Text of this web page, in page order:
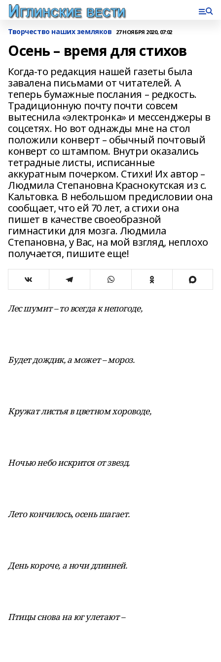
Творчество наших земляков 27 НОЯБРЯ 2020, 07:02
Осень – время для стихов
Когда-то редакция нашей газеты была
завалена письмами от читателей. А
теперь бумажные послания – редкость.
Традиционную почту почти совсем
вытеснила «электронка» и мессенджеры в
соцсетях. Но вот однажды мне на стол
положили конверт – обычный почтовый
конверт со штампом. Внутри оказались
тетрадные листы, исписанные
аккуратным почерком. Стихи! Их автор –
Людмила Степановна Краснокутская из с.
Кальтовка. В небольшом предисловии она
сообщает, что ей 70 лет, а стихи она
пишет в качестве своеобразной
гимнастики для мозга. Людмила
Степановна, у Вас, на мой взгляд, неплохо
получается, пишите еще!
Лес шумит – то всегда к непогоде,
Будет дождик, а может – мороз.
Кружат листья в цветном хороводе,
Ночью небо искрится от звезд.
Лето кончилось, осень шагает.
День короче, а ночи длинней.
Птицы снова на юг улетают –